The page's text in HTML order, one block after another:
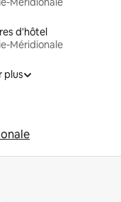
d'hôtel
Méridionale
plus